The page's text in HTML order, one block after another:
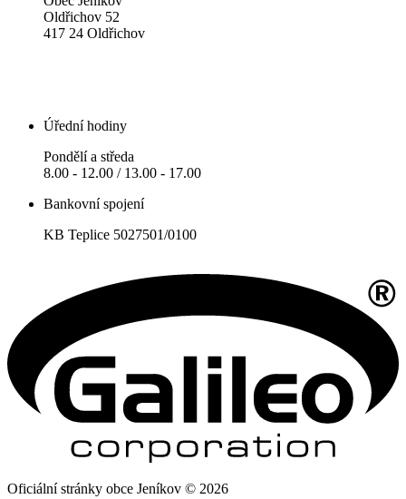
Oldřichov 52
417 24 Oldřichov
Úřední hodiny
Pondělí a středa
8.00 - 12.00 / 13.00 - 17.00
Bankovní spojení
KB Teplice 5027501/0100
Oficiální stránky obce Jeníkov © 2026